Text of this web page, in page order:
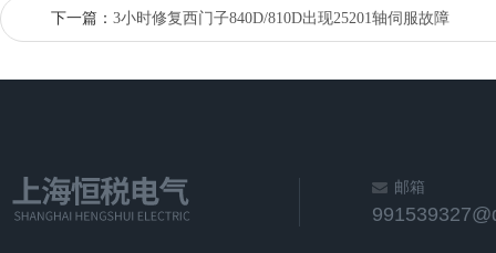
下一篇： 3小时修复西门子840D/810D出现25201轴伺服故障
邮箱